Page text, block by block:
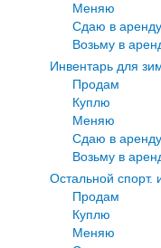
Меняю
Сдаю в аренду
Возьму в
Инвентарь для
Продам
Куплю
Меняю
Сдаю в аренду
Возьму в
Остальной спорт.
Продам
Куплю
Меняю